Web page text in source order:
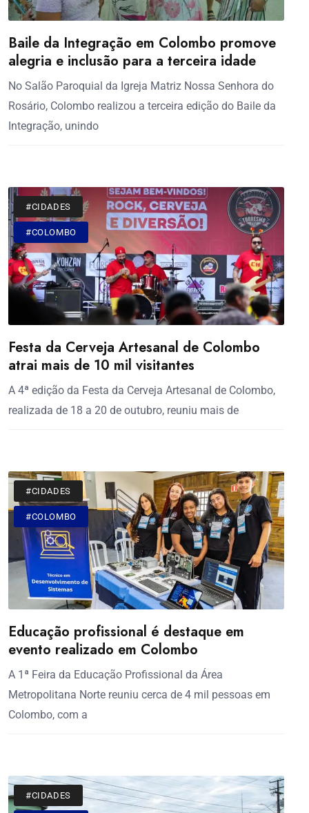
Baile da Integração em Colombo promove
alegria e inclusão para a terceira idade
No Salão Paroquial da Igreja Matriz Nossa Senhora do
Rosário, Colombo realizou a terceira edição do Baile da
Integração, unindo
#CIDADES
#COLOMBO
Festa da Cerveja Artesanal de Colombo
atrai mais de 10 mil visitantes
A 4ª edição da Festa da Cerveja Artesanal de Colombo,
realizada de 18 a 20 de outubro, reuniu mais de
#CIDADES
#COLOMBO
Educação profissional é destaque em
evento realizado em Colombo
A 1ª Feira da Educação Profissional da Área
Metropolitana Norte reuniu cerca de 4 mil pessoas em
Colombo, com a
#CIDADES